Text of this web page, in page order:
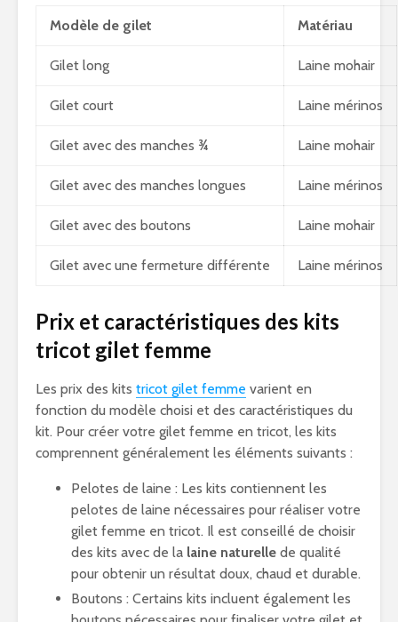
Modèle de gilet Matériau
Gilet long Laine mohair
Gilet court Laine mérinos
Gilet avec des manches ¾ Laine mohair
Gilet avec des manches longues Laine mérinos
Gilet avec des boutons Laine mohair
Gilet avec une fermeture différente Laine mérinos
Prix et caractéristiques des kits
tricot gilet femme
Les prix des kits tricot gilet femme varient en
fonction du modèle choisi et des caractéristiques du
kit. Pour créer votre gilet femme en tricot, les kits
comprennent généralement les éléments suivants :
Pelotes de laine : Les kits contiennent les
pelotes de laine nécessaires pour réaliser votre
gilet femme en tricot. Il est conseillé de choisir
des kits avec de la laine naturelle de qualité
pour obtenir un résultat doux, chaud et durable.
Boutons : Certains kits incluent également les